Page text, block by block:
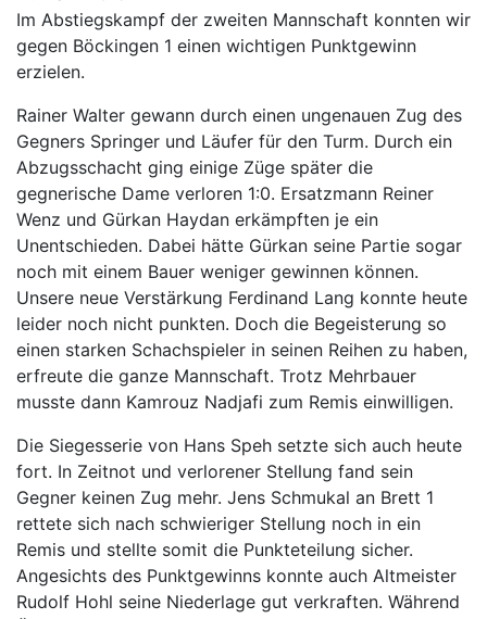
Im Abstiegskampf der zweiten Mannschaft konnten wir
gegen Böckingen 1 einen wichtigen Punktgewinn
erzielen.
Rainer Walter gewann durch einen ungenauen Zug des
Gegners Springer und Läufer für den Turm. Durch ein
Abzugsschacht ging einige Züge später die
gegnerische Dame verloren 1:0. Ersatzmann Reiner
Wenz und Gürkan Haydan erkämpften je ein
Unentschieden. Dabei hätte Gürkan seine Partie sogar
noch mit einem Bauer weniger gewinnen können.
Unsere neue Verstärkung Ferdinand Lang konnte heute
leider noch nicht punkten. Doch die Begeisterung so
einen starken Schachspieler in seinen Reihen zu haben,
erfreute die ganze Mannschaft. Trotz Mehrbauer
musste dann Kamrouz Nadjafi zum Remis einwilligen.
Die Siegesserie von Hans Speh setzte sich auch heute
fort. In Zeitnot und verlorener Stellung fand sein
Gegner keinen Zug mehr. Jens Schmukal an Brett 1
rettete sich nach schwieriger Stellung noch in ein
Remis und stellte somit die Punkteteilung sicher.
Angesichts des Punktgewinns konnte auch Altmeister
Rudolf Hohl seine Niederlage gut verkraften. Während